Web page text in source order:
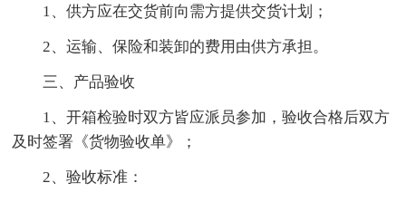
1、供方应在交货前向需方提供交货计划；
2、运输、保险和装卸的费用由供方承担。
三、产品验收
1、开箱检验时双方皆应派员参加，验收合格后双方
及时签署《货物验收单》；
2、验收标准：